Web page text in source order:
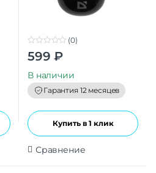
0
o
t
o
f
5
(0)
599 ₽
В наличии
Гарантия 12 месяцев
Купить в 1 клик
Сравнение